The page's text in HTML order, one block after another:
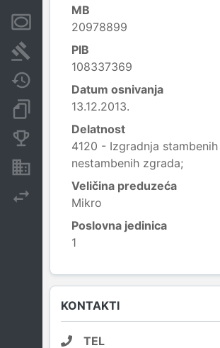
Menice i zaloge
Sudski sporovi
Dokumenti i objave
Nekretnine i imovina
MB
20978899
PIB
108337369
Datum osnivanja
13.12.2013.
Delatnost
4120 - Izgradnja stambenih
nestambenih zgrada;
Veličina preduzeća
Mikro
Poslovna jedinica
1
KONTAKTI
TEL